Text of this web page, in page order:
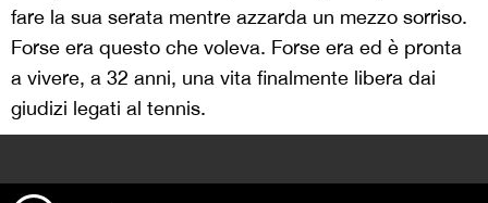
fare la sua serata mentre azzarda un mezzo sorriso.
Forse era questo che voleva. Forse era ed è pronta
a vivere, a 32 anni, una vita finalmente libera dai
giudizi legati al tennis.